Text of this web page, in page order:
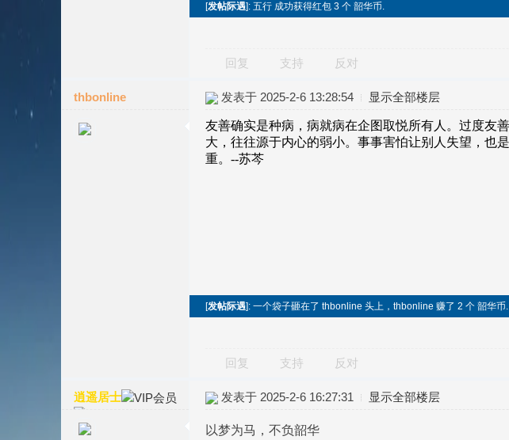
[发帖际遇]: 五行 成功获得红包 3 个 韶华币.
回复 支持 反对
thbonline 发表于 2025-2-6 13:28:54 显示全部楼层
[发帖际遇]: 一个袋子砸在了 thbonline 头上，thbonline 赚了 2 个 韶华币.
回复 支持 反对
逍遥居士 发表于 2025-2-6 16:27:31 显示全部楼层
以梦为马，不负韶华